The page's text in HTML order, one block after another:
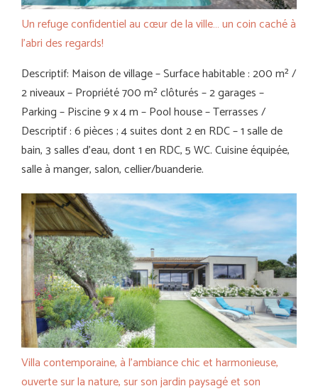
Un refuge confidentiel au cœur de la ville… un coin caché à
l’abri des regards!
Descriptif: Maison de village – Surface habitable : 200 m² /
2 niveaux – Propriété 700 m² clôturés – 2 garages –
Parking – Piscine 9 x 4 m – Pool house – Terrasses /
Descriptif : 6 pièces ; 4 suites dont 2 en RDC – 1 salle de
bain, 3 salles d’eau, dont 1 en RDC, 5 WC. Cuisine équipée,
salle à manger, salon, cellier/buanderie.
Villa contemporaine, à l’ambiance chic et harmonieuse,
ouverte sur la nature, sur son jardin paysagé et son